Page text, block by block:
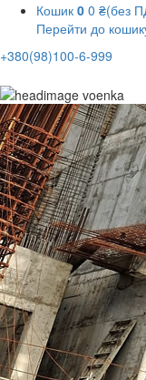
Кошик 0 0 ₴(без
Перейти до
+380(98)100-6-999